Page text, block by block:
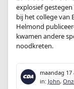
explosief
bij het college van
Helmond
kwamen andere
noodkreten.
maandag 17
in: John,